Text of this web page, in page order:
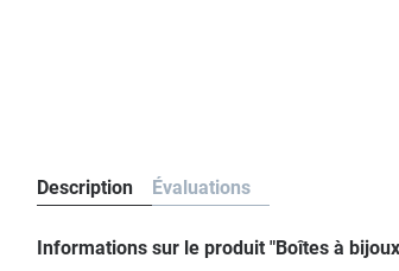
Description Évaluations
Informations sur le produit "Boîtes à